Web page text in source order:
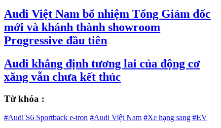
Audi Việt Nam bổ nhiệm Tổng Giám đốc
mới và khánh thành showroom
Progressive đầu tiên
Audi khẳng định tương lai của động cơ
xăng vẫn chưa kết thúc
Từ khóa :
#Audi S6 Sportback e-tron #Audi Việt Nam #Xe hạng sang #EV